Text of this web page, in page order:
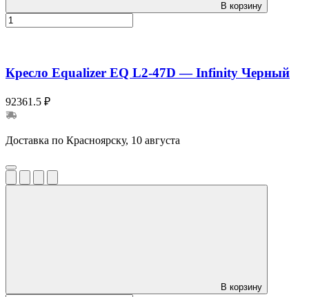
В корзину
Кресло Equalizer EQ L2-47D — Infinity Черный
92361.5 ₽
Доставка по Красноярску, 10 августа
В корзину